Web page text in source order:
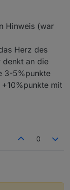
Hinweis (war
Herz des
denkt an die
3-5%punkte
mit
0